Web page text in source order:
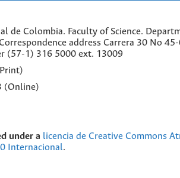
de Colombia. Faculty of Science.
orrespondence address Carrera 30 No
(57-1) 316 5000 ext. 13009
(Online)
under a licencia de Creative Commons
Internacional.